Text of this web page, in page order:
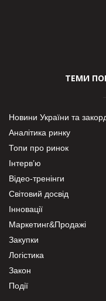
ТЕМИ
Новини України та
Аналітика ринку
Топи про ринок
Інтерв’ю
Відео-тренінги
Світовий досвід
Інновації
Маркетинг&Продажі
Закупки
Логістика
Закон
Події